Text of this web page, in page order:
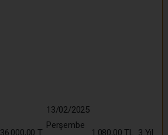
36.000,00 T
13/02/2025
Perşembe
1.080,00 TL 3 Yıl